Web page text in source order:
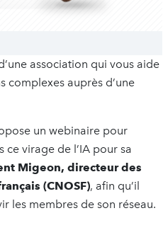
association qui vous aide
complexes auprès d’une
un webinaire pour
virage de l’IA pour sa
Migeon, directeur des
(CNOSF), afin qu’il
les membres de son réseau.